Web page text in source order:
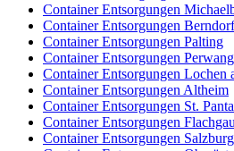
Container Entsorgungen
Container Entsorgungen Berndorf
Container Entsorgungen Palting
Container Entsorgungen Perwang
Container Entsorgungen Lochen
Container Entsorgungen Altheim
Container Entsorgungen St.
Container Entsorgungen Flachgau
Container Entsorgungen